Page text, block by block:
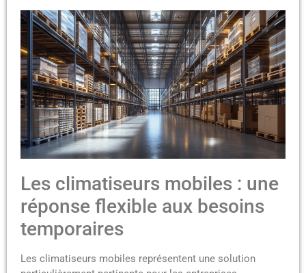
Les climatiseurs mobiles : une
réponse flexible aux besoins
temporaires
Les climatiseurs mobiles représentent une solution